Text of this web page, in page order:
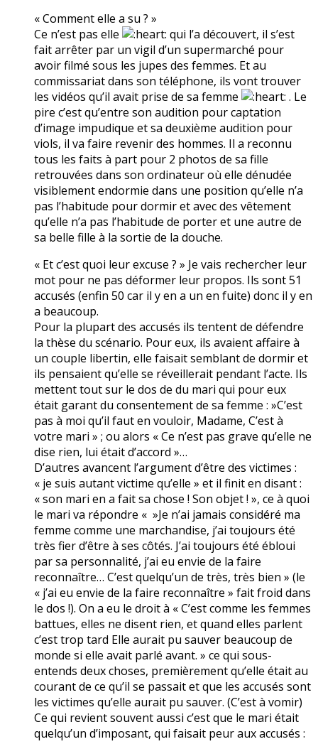
« Comment elle a su ? »
Ce n’est pas elle
qui l’a découvert, il s’est
fait arrêter par un vigil d’un supermarché pour
avoir filmé sous les jupes des femmes. Et au
commissariat dans son téléphone, ils vont trouver
les vidéos qu’il avait prise de sa femme
. Le
pire c’est qu’entre son audition pour captation
d’image impudique et sa deuxième audition pour
viols, il va faire revenir des hommes. Il a reconnu
tous les faits à part pour 2 photos de sa fille
retrouvées dans son ordinateur où elle dénudée
visiblement endormie dans une position qu’elle n’a
pas l’habitude pour dormir et avec des vêtement
qu’elle n’a pas l’habitude de porter et une autre de
sa belle fille à la sortie de la douche.
« Et c’est quoi leur excuse ? » Je vais rechercher leur
mot pour ne pas déformer leur propos. Ils sont 51
accusés (enfin 50 car il y en a un en fuite) donc il y en
a beaucoup.
Pour la plupart des accusés ils tentent de défendre
la thèse du scénario. Pour eux, ils avaient affaire à
un couple libertin, elle faisait semblant de dormir et
ils pensaient qu’elle se réveillerait pendant l’acte. Ils
mettent tout sur le dos de du mari qui pour eux
était garant du consentement de sa femme : »C’est
pas à moi qu’il faut en vouloir, Madame, C’est à
votre mari » ; ou alors « Ce n’est pas grave qu’elle ne
dise rien, lui était d’accord »…
D’autres avancent l’argument d’être des victimes :
« je suis autant victime qu’elle » et il finit en disant :
« son mari en a fait sa chose ! Son objet ! », ce à quoi
le mari va répondre « »Je n’ai jamais considéré ma
femme comme une marchandise, j’ai toujours été
très fier d’être à ses côtés. J’ai toujours été ébloui
par sa personnalité, j’ai eu envie de la faire
reconnaître… C’est quelqu’un de très, très bien » (le
« j’ai eu envie de la faire reconnaître » fait froid dans
le dos !). On a eu le droit à « C’est comme les femmes
battues, elles ne disent rien, et quand elles parlent
c’est trop tard Elle aurait pu sauver beaucoup de
monde si elle avait parlé avant. » ce qui sous-
entends deux choses, premièrement qu’elle était au
courant de ce qu’il se passait et que les accusés sont
les victimes qu’elle aurait pu sauver. (C’est à vomir)
Ce qui revient souvent aussi c’est que le mari était
quelqu’un d’imposant, qui faisait peur aux accusés :